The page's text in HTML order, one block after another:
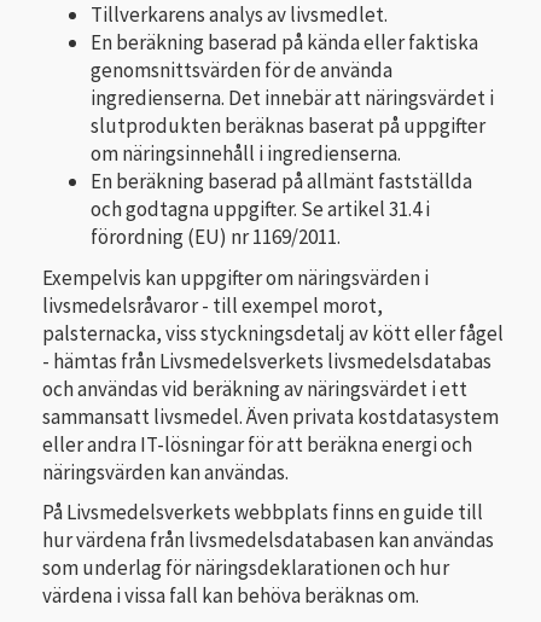
Tillverkarens analys av livsmedlet.
En beräkning baserad på kända eller faktiska
genomsnittsvärden för de använda
ingredienserna. Det innebär att näringsvärdet i
slutprodukten beräknas baserat på uppgifter
om näringsinnehåll i ingredienserna.
En beräkning baserad på allmänt fastställda
och godtagna uppgifter. Se artikel 31.4 i
förordning (EU) nr 1169/2011.
Exempelvis kan uppgifter om näringsvärden i
livsmedelsråvaror - till exempel morot,
palsternacka, viss styckningsdetalj av kött eller fågel
- hämtas från Livsmedelsverkets livsmedelsdatabas
och användas vid beräkning av näringsvärdet i ett
sammansatt livsmedel. Även privata kostdatasystem
eller andra IT-lösningar för att beräkna energi och
näringsvärden kan användas.
På Livsmedelsverkets webbplats finns en guide till
hur värdena från livsmedelsdatabasen kan användas
som underlag för näringsdeklarationen och hur
värdena i vissa fall kan behöva beräknas om.